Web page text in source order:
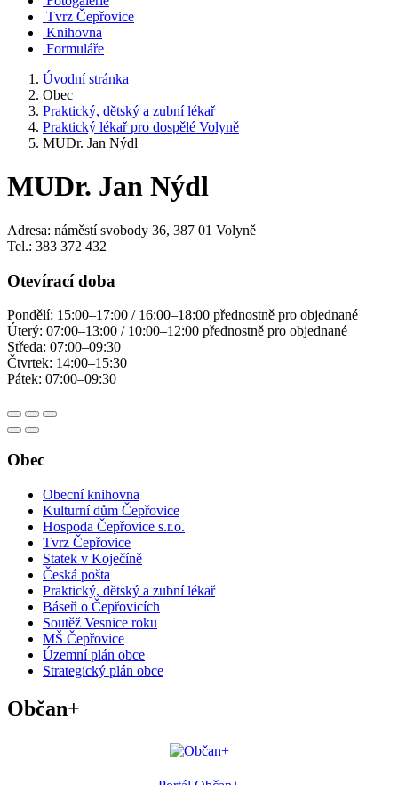
Tvrz Čepřovice
Knihovna
Formuláře
Úvodní stránka
Obec
Praktický, dětský a zubní lékař
Praktický lékař pro dospělé Volyně
MUDr. Jan Nýdl
MUDr. Jan Nýdl
Adresa: náměstí svobody 36, 387 01 Volyně
Tel.: 383 372 432
Otevírací doba
Pondělí: 15:00–17:00 / 16:00–18:00 přednostně pro objednané
Úterý: 07:00–13:00 / 10:00–12:00 přednostně pro objednané
Středa: 07:00–09:30
Čtvrtek: 14:00–15:30
Pátek: 07:00–09:30
Obec
Obecní knihovna
Kulturní dům Čepřovice
Hospoda Čepřovice s.r.o.
Tvrz Čepřovice
Statek v Koječíně
Česká pošta
Praktický, dětský a zubní lékař
Báseň o Čepřovicích
Soutěž Vesnice roku
MŠ Čepřovice
Územní plán obce
Strategický plán obce
Občan+